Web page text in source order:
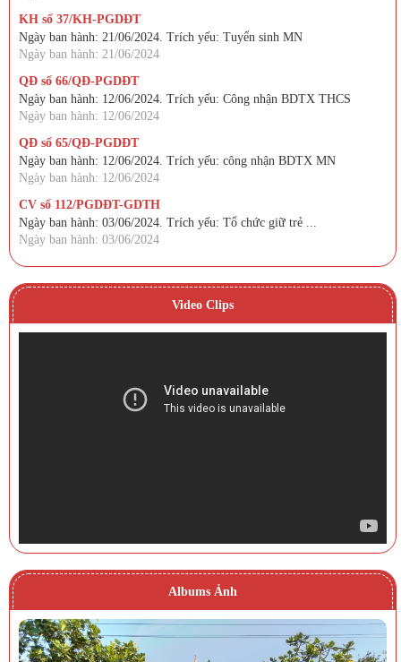
KH số 37/KH-PGDĐT
Ngày ban hành: 21/06/2024. Trích yếu: Tuyển sinh MN
Ngày ban hành: 21/06/2024
QĐ số 66/QĐ-PGDĐT
Ngày ban hành: 12/06/2024. Trích yếu: Công nhận BDTX THCS
Ngày ban hành: 12/06/2024
QĐ số 65/QĐ-PGDĐT
Ngày ban hành: 12/06/2024. Trích yếu: công nhận BDTX MN
Ngày ban hành: 12/06/2024
CV số 112/PGDĐT-GDTH
Ngày ban hành: 03/06/2024. Trích yếu: Tổ chức giữ trẻ ...
Ngày ban hành: 03/06/2024
Video Clips
Albums Ảnh